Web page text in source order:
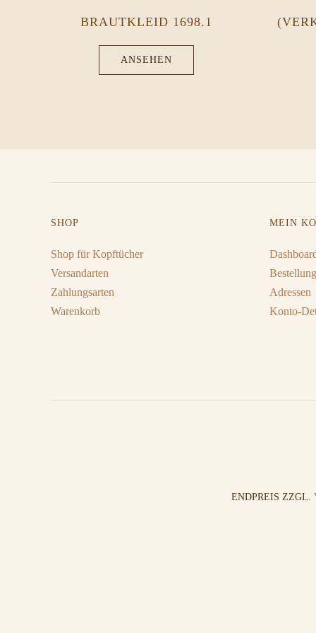
BRAUTKLEID 1698.1
ANSEHEN
SHOP
Shop für Kopftücher
Versandarten
Zahlungsarten
Warenkorb
MEIN
Adressen
Konto-
ENDPREIS ZZGL.